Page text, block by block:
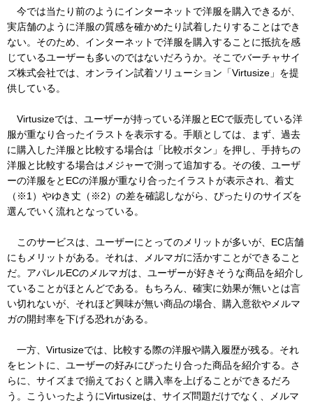
今では当たり前のようにインターネットで洋服を購入できるが、
実店舗のように洋服の質感を確かめたり試着したりすることはでき
ない。そのため、インターネットで洋服を購入することに抵抗を感
じているユーザーも多いのではないだろうか。そこでバーチャサイ
ズ株式会社では、オンライン試着ソリューション「Virtusize」を提
供している。
Virtusizeでは、ユーザーが持っている洋服とECで販売している洋
服が重なり合ったイラストを表示する。手順としては、まず、過去
に購入した洋服と比較する場合は「比較ボタン」を押し、手持ちの
洋服と比較する場合はメジャーで測って追加する。その後、ユーザ
ーの洋服をとECの洋服が重なり合ったイラストが表示され、着丈
（※1）やゆき丈（※2）の差を確認しながら、ぴったりのサイズを
選んでいく流れとなっている。
このサービスは、ユーザーにとってのメリットが多いが、EC店舗
にもメリットがある。それは、メルマガに活かすことができること
だ。アパレルECのメルマガは、ユーザーが好きそうな商品を紹介し
ていることがほとんどである。もちろん、確実に効果が無いとは言
い切れないが、それほど興味が無い商品の場合、購入意欲やメルマ
ガの開封率を下げる恐れがある。
一方、Virtusizeでは、比較する際の洋服や購入履歴が残る。それ
をヒントに、ユーザーの好みにぴったり合った商品を紹介する。さ
らに、サイズまで揃えておくと購入率を上げることができるだろ
う。こういったようにVirtusizeは、サイズ問題だけでなく、メルマ